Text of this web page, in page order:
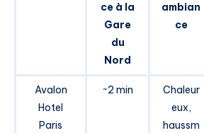
ce à la
Gare
du
Nord
ambian
ce
Avalon
Hotel
Paris
~2 min
Chaleur
eux,
haussm